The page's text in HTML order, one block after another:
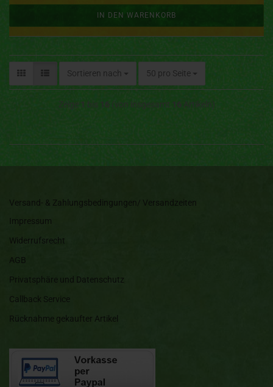
IN DEN WARENKORB
Sortieren nach 50 pro Seite
Versand- & Zahlungsbedingungen/ Versandzeiten
Impressum
Widerrufsrecht
AGB
Privatsphäre und Datenschutz
Callback Service
Rücknahme gekaufter Artikel